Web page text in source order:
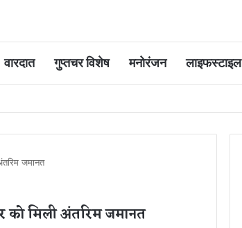
वारदात गुप्तचर विशेष मनोरंजन लाइफस्टाइल
पर चल रहा काम
जमानत
को मिली अंतरिम जमानत